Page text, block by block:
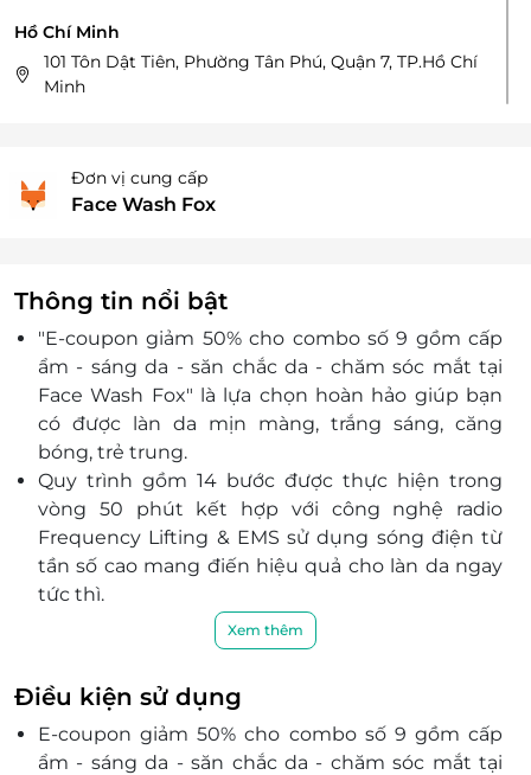
Hồ Chí Minh
101 Tôn Dật Tiên, Phường Tân Phú, Quận 7, TP.Hồ Chí
Minh
190 Quang Trung, Phường 10, Quận Gò Vấp, TP.Hồ
Chí Minh
TTTM Nowzone,Tầng 1 - 118, 235, Nguyễn Văn Cừ,
P.Nguyễn Cư Trinh, Q.1, HCM
2 Phan Văn Đáng, Phường Thạnh Mỹ Lợi, TP.Thủ Đức
100 đường Võ Thị Sáu, Phường Tân Định, Quận 1
290 An Dương Vương, Phường 4, Quận 5, TP. Hồ Chí
Minh
161 Võ Nguyên Giáp, Phường Thảo Điền, TP.Thủ Đức
140 Hoa Lan, Phường 2, Quận Phú Nhuận, TP. Hồ Chí
Minh
50 Lê Văn Việt, Phường Hiệp Phú, TP.Thủ Đức
104 Phổ Quang, Phường 2, Quận Tân Bình, TP.Hồ Chí
12 Phan Văn Trị, Phường 5, Quận Gò Vấp, TP.Hồ Chí
Đơn vị cung cấp
Face Wash Fox
Thông tin nổi bật
"E-coupon giảm 50% cho combo số 9 gồm cấp
ẩm - sáng da - săn chắc da - chăm sóc mắt tại
Face Wash Fox" là lựa chọn hoàn hảo giúp bạn
có được làn da mịn màng, trắng sáng, căng
bóng, trẻ trung.
Quy trình gồm 14 bước được thực hiện trong
vòng 50 phút kết hợp với công nghệ radio
Frequency Lifting & EMS sử dụng sóng điện từ
tần số cao mang điến hiệu quả cho làn da ngay
tức thì.
Face Wash Fox luôn luôn ưu tiên sử dụng các
sản phẩm cao cấp, an toàn lành tính cho khách
hàng.
Sở hữu không gian được thiết kế tinh tế, sang
trọng, rộng rãi cùng đội ngũ nhân viên chuyên
nghiệp, chu đáo, nhiệt tình, Face Wash Fox hứa
Xem thêm
Điều kiện sử dụng
E-coupon giảm 50% cho combo số 9 gồm cấp
ẩm - sáng da - săn chắc da - chăm sóc mắt tại